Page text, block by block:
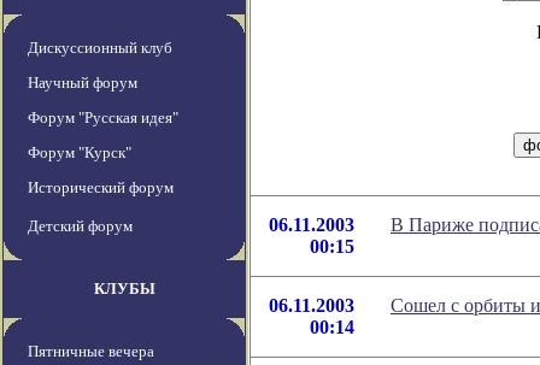
Дискуссионный клуб
Научный форум
Форум "Русская идея"
Форум "Курск"
Исторический форум
Детский форум
КЛУБЫ
Пятничные вечера
06.11.2003
00:15
В Париже
06.11.2003
00:14
Сошел с орбиты